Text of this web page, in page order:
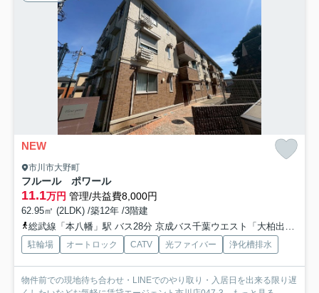
NEW
市川市大野町
フルール ポワール
11.1万円 管理/共益費8,000円
62.95㎡ (2LDK) /築12年 /3階建
総武線「本八幡」駅 バス28分 京成バス千葉ウエスト「大柏出張所」 停歩9分
駐輪場 オートロック CATV 光ファイバー 浄化槽排水
物件前での現地待ち合わせ・LINEでのやり取り・入居日を出来る限り遅